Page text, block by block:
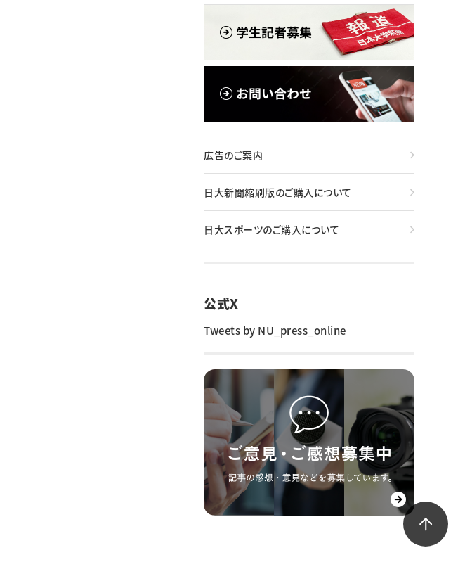
広告のご案内
日大新聞縮刷版のご購入について
日大スポーツのご購入について
公式X
Tweets by NU_press_online